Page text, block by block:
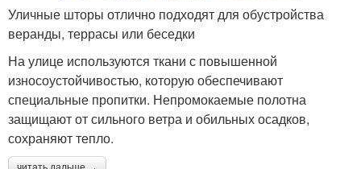
Уличные шторы отлично подходят для обустройства
веранды, террасы или беседки
На улице используются ткани с повышенной
износоустойчивостью, которую обеспечивают
специальные пропитки. Непромокаемые полотна
защищают от сильного ветра и обильных осадков,
сохраняют тепло.